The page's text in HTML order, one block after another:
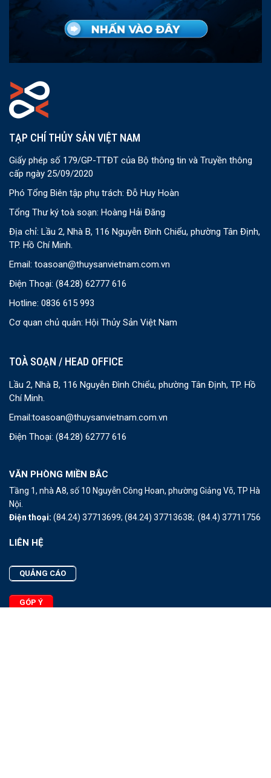
TẠP CHÍ THỦY SẢN VIỆT NAM
Giấy phép số 179/GP-TTĐT của Bộ thông tin và Truyền thông
cấp ngày 25/09/2020
Phó Tổng Biên tập phụ trách: Đỗ Huy Hoàn
Tổng Thư ký toà soạn: Hoàng Hải Đăng
Địa chỉ: Lầu 2, Nhà B, 116 Nguyễn Đình Chiểu, phường Tân Định,
TP. Hồ Chí Minh.
Email: toasoan@thuysanvietnam.com.vn
Điện Thoại: (84.28) 62777 616
Hotline: 0836 615 993
Cơ quan chủ quản: Hội Thủy Sản Việt Nam
TOÀ SOẠN / HEAD OFFICE
Lầu 2, Nhà B, 116 Nguyễn Đình Chiểu, phường Tân Định, TP. Hồ
Chí Minh.
Email:toasoan@thuysanvietnam.com.vn
Điện Thoại: (84.28) 62777 616
VĂN PHÒNG MIỀN BẮC
Tầng 1, nhà A8, số 10 Nguyễn Công Hoan, phường Giảng Võ, TP Hà
Nội.
Điện thoại: (84.24) 37713699; (84.24) 37713638; (84.4) 37711756
LIÊN HỆ
QUẢNG CÁO
GÓP Ý